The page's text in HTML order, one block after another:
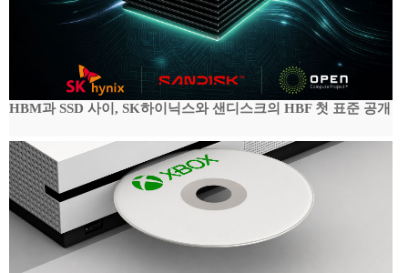
HBM과 SSD 사이, SK하이닉스와 샌디스크의 HBF 첫 표준 공개